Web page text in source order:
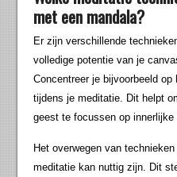
met een mandala?
Er zijn verschillende
volledige potentie van je
Concentreer je bijvoorbeeld
tijdens je meditatie. Dit helpt
geest te focussen op innerlijke
Het overwegen van
meditatie kan nuttig zijn. Dit